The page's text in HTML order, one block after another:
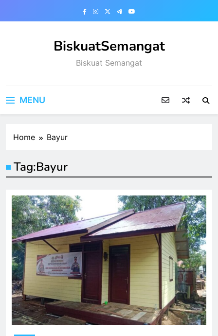
BiskuatSemangat
Biskuat Semangat
MENU
Home Bayur
Tag:Bayur